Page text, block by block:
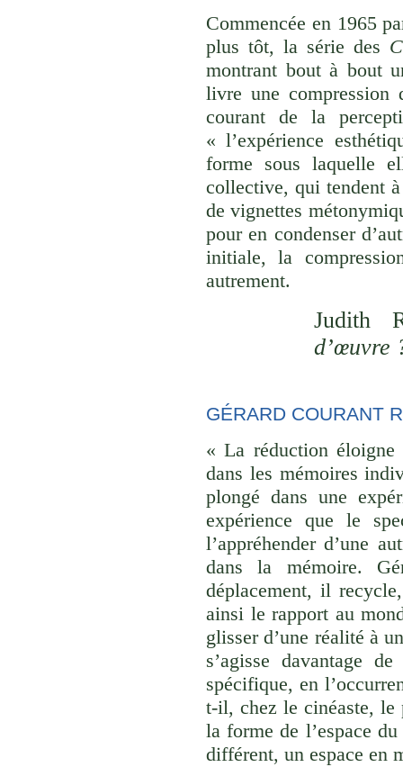
Commencée en 1965
plus tôt, la série des
montrant bout à bout
livre une compression
courant de la
« l’expérience
forme sous laquelle
collective, qui tendent
de vignettes
pour en condenser
initiale, la
autrement.
Judith
d’œuvre
GÉRARD COURANT
« La réduction
dans les mémoires
plongé dans une
expérience que le
l’appréhender d’une
dans la mémoire.
déplacement, il
ainsi le rapport au
glisser d’une réalité à
s’agisse davantage
spécifique, en
t-il, chez le cinéaste, le
la forme de l’espace
différent, un espace en